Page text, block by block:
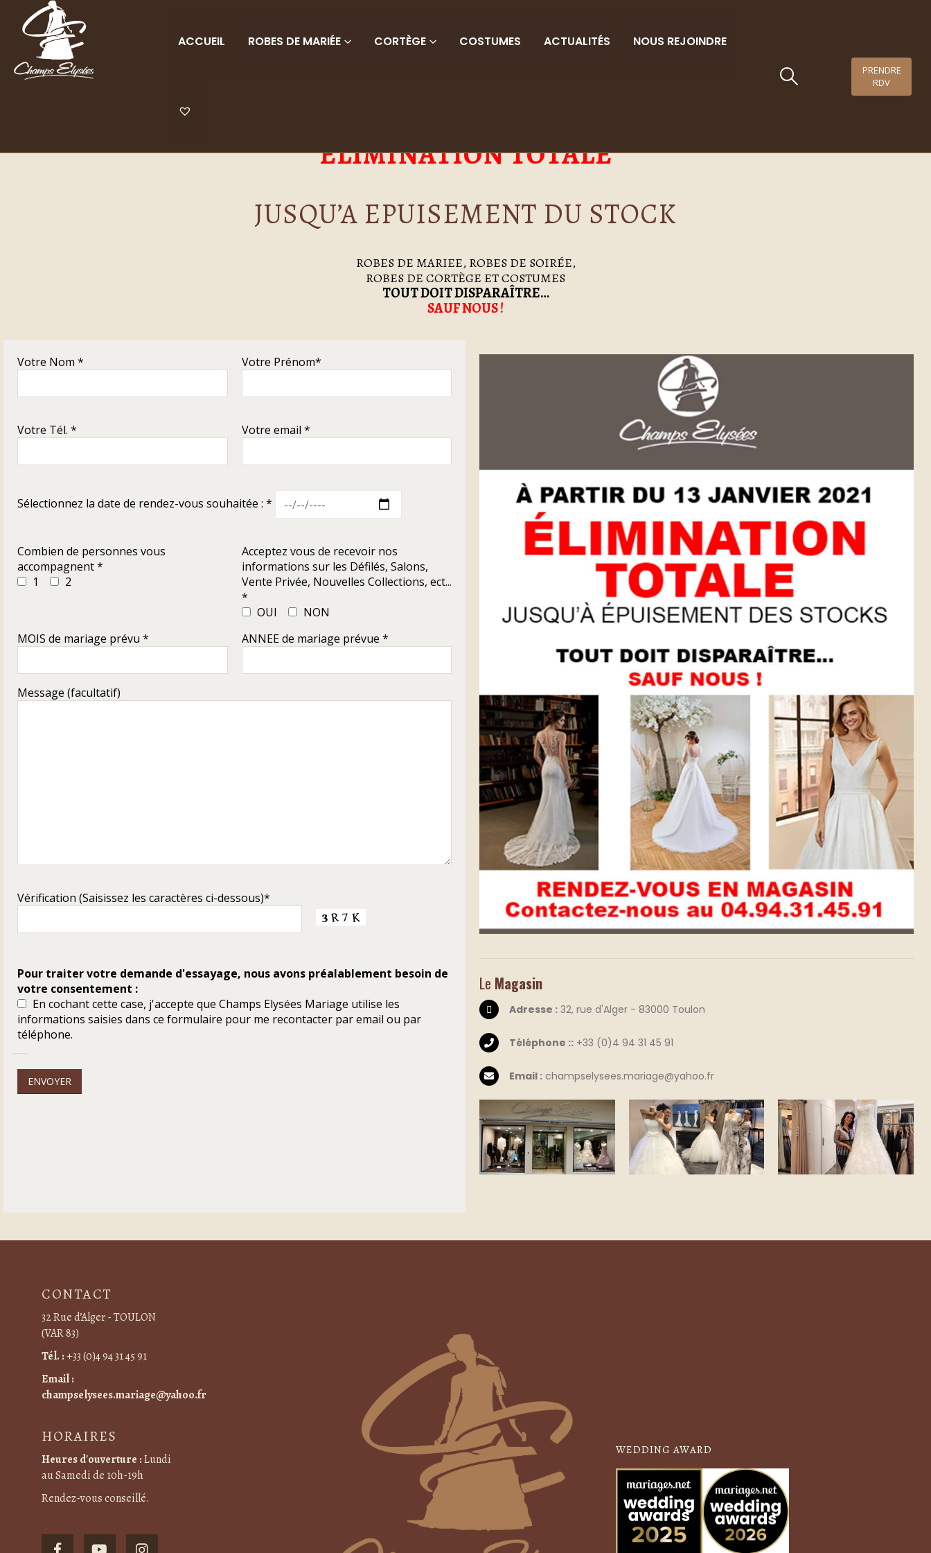
ACCUEIL ROBES DE MARIÉE CORTÈGE COSTUMES ACTUALITÉS NOUS REJOINDRE
PRENDRE
RDV
ELIMINATION TOTALE
JUSQU’A EPUISEMENT DU STOCK
ROBES DE MARIEE, ROBES DE SOIRÉE,
ROBES DE CORTÈGE ET COSTUMES
TOUT DOIT DISPARAÎTRE…
SAUF NOUS !
Votre Nom * Votre Prénom*
Votre Tél. * Votre email *
Sélectionnez la date de rendez-vous souhaitée : *
Combien de personnes vous
accompagnent *
1
2
Acceptez vous de recevoir nos
informations sur les Défilés, Salons,
Vente Privée, Nouvelles Collections, ect...
*
OUI
NON
MOIS de mariage prévu *
ANNEE de mariage prévue *
Message (facultatif)
Vérification (Saisissez les caractères ci-dessous)*
Pour traiter votre demande d'essayage, nous avons préalablement besoin de
votre consentement :
En cochant cette case, j'accepte que Champs Elysées Mariage utilise les
informations saisies dans ce formulaire pour me recontacter par email ou par
téléphone.
Le Magasin
Adresse : 32, rue d'Alger - 83000 Toulon
Téléphone :: +33 (0)4 94 31 45 91
Email : champselysees.mariage@yahoo.fr
CONTACT
32 Rue d’Alger - TOULON
(VAR 83)
Tél. :+33 (0)4 94 31 45 91
Email :
champselysees.mariage@yahoo.fr
HORAIRES
Heures d'ouverture :Lundi
au Samedi de 10h-19h
Rendez-vous conseillé.
WEDDING AWARD